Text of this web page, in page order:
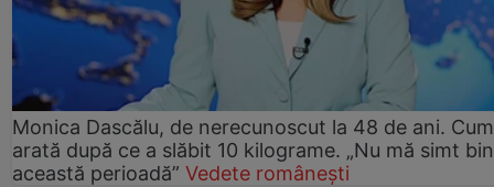
Monica Dascălu, de nerecunoscut la 48 de ani. Cum
arată după ce a slăbit 10 kilograme. „Nu mă simt
această perioadă” Vedete românești